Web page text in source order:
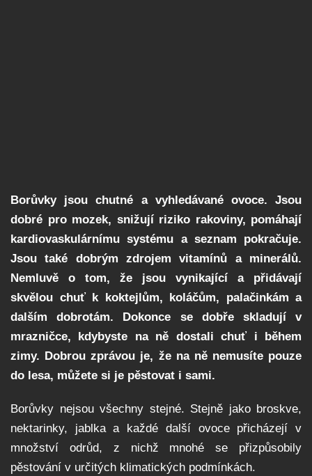
Borůvky jsou chutné a vyhledávané ovoce. Jsou
dobré pro mozek, snižují riziko rakoviny, pomáhají
kardiovaskulárnímu systému a seznam pokračuje.
Jsou také dobrým zdrojem vitamínů a minerálů.
Nemluvě o tom, že jsou vynikající a přidávají
skvělou chuť k koktejlům, koláčům, palačinkám a
dalším dobrotám. Dokonce se dobře skladují v
mrazničce, kdybyste na ně dostali chuť i během
zimy. Dobrou zprávou je, že na ně nemusíte pouze
do lesa, můžete si je pěstovat i sami.
Borůvky nejsou všechny stejné. Stejně jako broskve,
nektarinky, jablka a každé další ovoce přicházejí v
množství odrůd, z nichž mnohé se přizpůsobily
pěstování v určitých klimatických podmínkách.